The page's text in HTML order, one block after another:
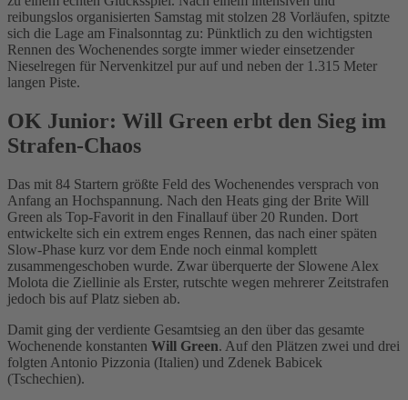
reibungslos organisierten Samstag mit stolzen 28 Vorläufen, spitzte
sich die Lage am Finalsonntag zu: Pünktlich zu den wichtigsten
Rennen des Wochenendes sorgte immer wieder einsetzender
Nieselregen für Nervenkitzel pur auf und neben der 1.315 Meter
langen Piste.
OK Junior: Will Green erbt den Sieg im
Strafen-Chaos
Das mit 84 Startern größte Feld des Wochenendes versprach von
Anfang an Hochspannung. Nach den Heats ging der Brite Will
Green als Top-Favorit in den Finallauf über 20 Runden. Dort
entwickelte sich ein extrem enges Rennen, das nach einer späten
Slow-Phase kurz vor dem Ende noch einmal komplett
zusammengeschoben wurde. Zwar überquerte der Slowene Alex
Molota die Ziellinie als Erster, rutschte wegen mehrerer Zeitstrafen
jedoch bis auf Platz sieben ab.
Damit ging der verdiente Gesamtsieg an den über das gesamte
Wochenende konstanten Will Green. Auf den Plätzen zwei und drei
folgten Antonio Pizzonia (Italien) und Zdenek Babicek
(Tschechien).